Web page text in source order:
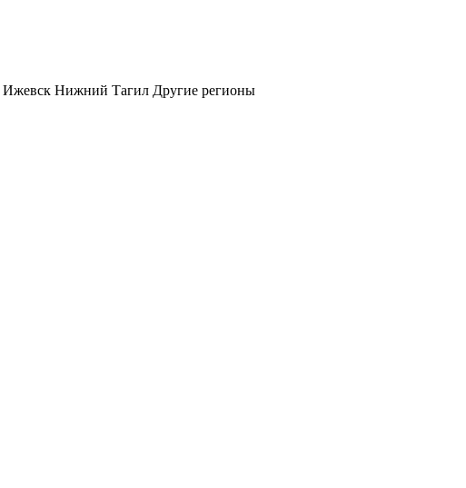
Ижевск Нижний Тагил Другие регионы